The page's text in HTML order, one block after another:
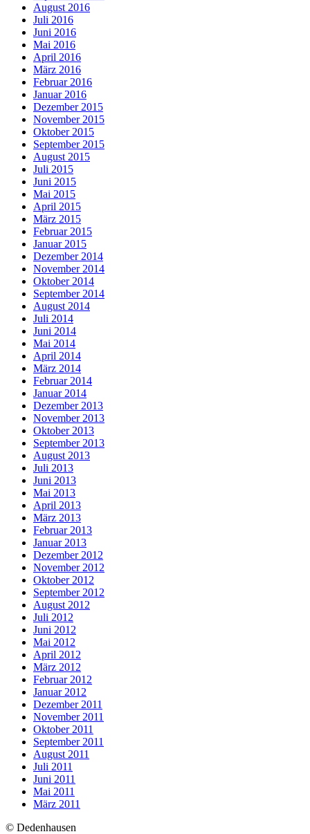
August 2016
Juli 2016
Juni 2016
Mai 2016
April 2016
März 2016
Februar 2016
Januar 2016
Dezember 2015
November 2015
Oktober 2015
September 2015
August 2015
Juli 2015
Juni 2015
Mai 2015
April 2015
März 2015
Februar 2015
Januar 2015
Dezember 2014
November 2014
Oktober 2014
September 2014
August 2014
Juli 2014
Juni 2014
Mai 2014
April 2014
März 2014
Februar 2014
Januar 2014
Dezember 2013
November 2013
Oktober 2013
September 2013
August 2013
Juli 2013
Juni 2013
Mai 2013
April 2013
März 2013
Februar 2013
Januar 2013
Dezember 2012
November 2012
Oktober 2012
September 2012
August 2012
Juli 2012
Juni 2012
Mai 2012
April 2012
März 2012
Februar 2012
Januar 2012
Dezember 2011
November 2011
Oktober 2011
September 2011
August 2011
Juli 2011
Juni 2011
Mai 2011
März 2011
© Dedenhausen